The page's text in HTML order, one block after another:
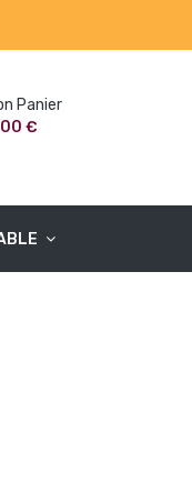
Panier
€